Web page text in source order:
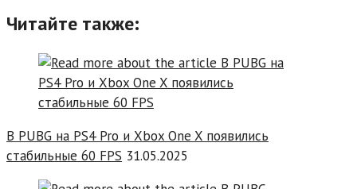
Читайте также:
В PUBG на PS4 Pro и Xbox One X появились
стабильные 60 FPS 31.05.2025